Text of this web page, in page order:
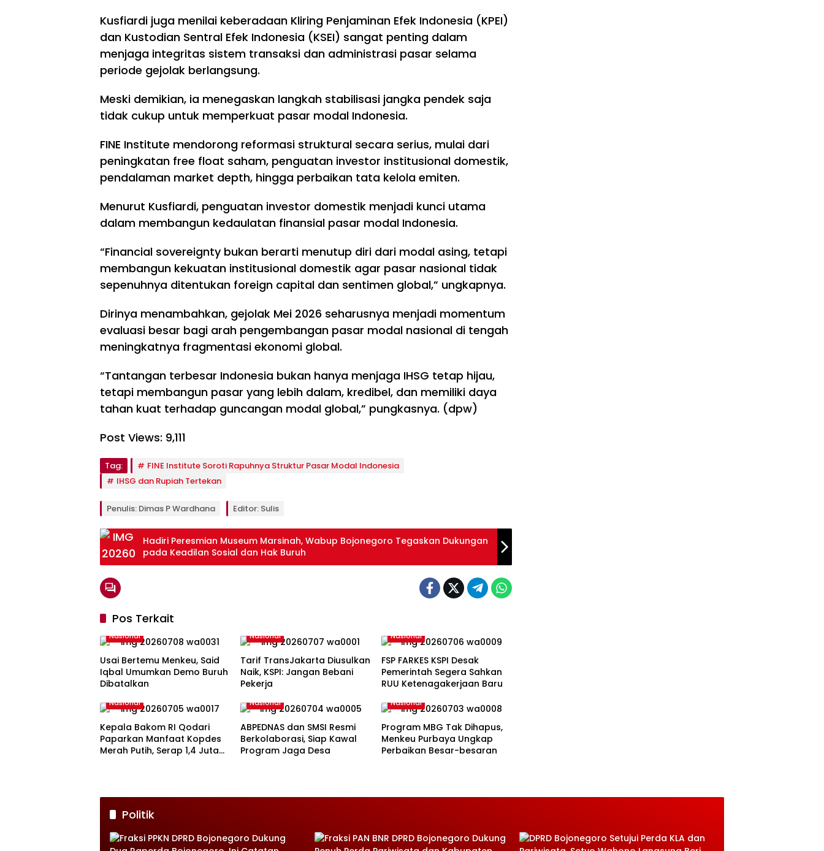
Kusfiardi juga menilai keberadaan Kliring Penjaminan Efek Indonesia (KPEI)
dan Kustodian Sentral Efek Indonesia (KSEI) sangat penting dalam
menjaga integritas sistem transaksi dan administrasi pasar selama
periode gejolak berlangsung.
Meski demikian, ia menegaskan langkah stabilisasi jangka pendek saja
tidak cukup untuk memperkuat pasar modal Indonesia.
FINE Institute mendorong reformasi struktural secara serius, mulai dari
peningkatan free float saham, penguatan investor institusional domestik,
pendalaman market depth, hingga perbaikan tata kelola emiten.
Menurut Kusfiardi, penguatan investor domestik menjadi kunci utama
dalam membangun kedaulatan finansial pasar modal Indonesia.
“Financial sovereignty bukan berarti menutup diri dari modal asing, tetapi
membangun kekuatan institusional domestik agar pasar nasional tidak
sepenuhnya ditentukan foreign capital dan sentimen global,” ungkapnya.
Dirinya menambahkan, gejolak Mei 2026 seharusnya menjadi momentum
evaluasi besar bagi arah pengembangan pasar modal nasional di tengah
meningkatnya fragmentasi ekonomi global.
“Tantangan terbesar Indonesia bukan hanya menjaga IHSG tetap hijau,
tetapi membangun pasar yang lebih dalam, kredibel, dan memiliki daya
tahan kuat terhadap guncangan modal global,” pungkasnya. (dpw)
Post Views: 9,111
Tag:
FINE Institute Soroti Rapuhnya Struktur Pasar Modal Indonesia
IHSG dan Rupiah Tertekan
Penulis: Dimas P Wardhana Editor: Sulis
Hadiri Peresmian Museum Marsinah, Wabup Bojonegoro Tegaskan Dukungan
pada Keadilan Sosial dan Hak Buruh
Pos Terkait
Nasional
Usai Bertemu Menkeu, Said
Iqbal Umumkan Demo Buruh
Dibatalkan
Nasional
Tarif TransJakarta Diusulkan
Naik, KSPI: Jangan Bebani
Pekerja
Nasional
FSP FARKES KSPI Desak
Pemerintah Segera Sahkan
RUU Ketenagakerjaan Baru
Nasional
Kepala Bakom RI Qodari
Paparkan Manfaat Kopdes
Merah Putih, Serap 1,4 Juta
Nasional
ABPEDNAS dan SMSI Resmi
Berkolaborasi, Siap Kawal
Program Jaga Desa
Nasional
Program MBG Tak Dihapus,
Menkeu Purbaya Ungkap
Perbaikan Besar-besaran
Politik